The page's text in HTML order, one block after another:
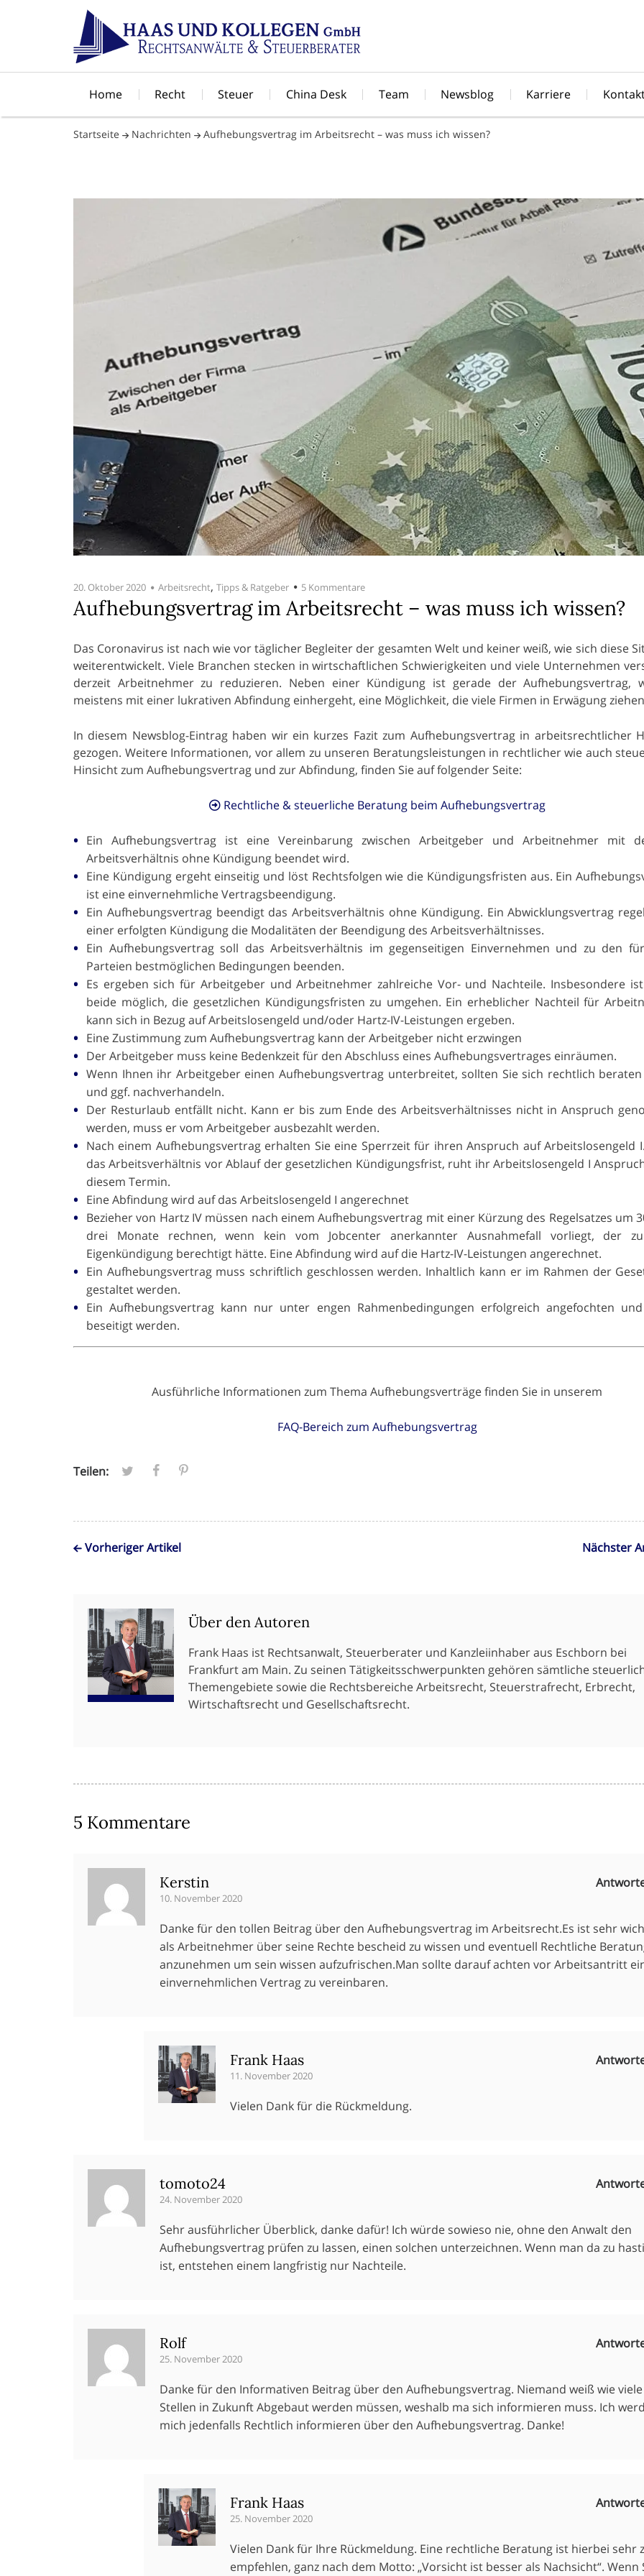
Home Recht Steuer China Desk Team Newsblog Karriere
Startseite Nachrichten Aufhebungsvertrag im Arbeitsrecht – was muss ich wissen?
20. Oktober 2020 Arbeitsrecht, Tipps & Ratgeber 5 Kommentare
Aufhebungsvertrag im Arbeitsrecht – was muss ich wissen?
Das Coronavirus ist nach wie vor täglicher Begleiter der gesamten Welt und keiner weiß, wie sich diese
weiterentwickelt. Viele Branchen stecken in wirtschaftlichen Schwierigkeiten und viele Unternehmen
derzeit Arbeitnehmer zu reduzieren. Neben einer Kündigung ist gerade der Aufhebungsvertrag,
meistens mit einer lukrativen Abfindung einhergeht, eine Möglichkeit, die viele Firmen in Erwägung
In diesem Newsblog-Eintrag haben wir ein kurzes Fazit zum Aufhebungsvertrag in arbeitsrechtlicher
gezogen. Weitere Informationen, vor allem zu unseren Beratungsleistungen in rechtlicher wie auch
Hinsicht zum Aufhebungsvertrag und zur Abfindung, finden Sie auf folgender Seite:
Rechtliche & steuerliche Beratung beim Aufhebungsvertrag
Ein Aufhebungsvertrag ist eine Vereinbarung zwischen Arbeitgeber und Arbeitnehmer mit
Arbeitsverhältnis ohne Kündigung beendet wird.
Eine Kündigung ergeht einseitig und löst Rechtsfolgen wie die Kündigungsfristen aus. Ein
ist eine einvernehmliche Vertragsbeendigung.
Ein Aufhebungsvertrag beendigt das Arbeitsverhältnis ohne Kündigung. Ein Abwicklungsvertrag
einer erfolgten Kündigung die Modalitäten der Beendigung des Arbeitsverhältnisses.
Ein Aufhebungsvertrag soll das Arbeitsverhältnis im gegenseitigen Einvernehmen und zu den
Parteien bestmöglichen Bedingungen beenden.
Es ergeben sich für Arbeitgeber und Arbeitnehmer zahlreiche Vor- und Nachteile. Insbesondere
beide möglich, die gesetzlichen Kündigungsfristen zu umgehen. Ein erheblicher Nachteil für
kann sich in Bezug auf Arbeitslosengeld und/oder Hartz-IV-Leistungen ergeben.
Eine Zustimmung zum Aufhebungsvertrag kann der Arbeitgeber nicht erzwingen
Der Arbeitgeber muss keine Bedenkzeit für den Abschluss eines Aufhebungsvertrages einräumen.
Wenn Ihnen ihr Arbeitgeber einen Aufhebungsvertrag unterbreitet, sollten Sie sich rechtlich beraten
und ggf. nachverhandeln.
Der Resturlaub entfällt nicht. Kann er bis zum Ende des Arbeitsverhältnisses nicht in Anspruch
werden, muss er vom Arbeitgeber ausbezahlt werden.
Nach einem Aufhebungsvertrag erhalten Sie eine Sperrzeit für ihren Anspruch auf Arbeitslosengeld
das Arbeitsverhältnis vor Ablauf der gesetzlichen Kündigungsfrist, ruht ihr Arbeitslosengeld I
diesem Termin.
Eine Abfindung wird auf das Arbeitslosengeld I angerechnet
Bezieher von Hartz IV müssen nach einem Aufhebungsvertrag mit einer Kürzung des Regelsatzes um
drei Monate rechnen, wenn kein vom Jobcenter anerkannter Ausnahmefall vorliegt, der
Eigenkündigung berechtigt hätte. Eine Abfindung wird auf die Hartz-IV-Leistungen angerechnet.
Ein Aufhebungsvertrag muss schriftlich geschlossen werden. Inhaltlich kann er im Rahmen der
gestaltet werden.
Ein Aufhebungsvertrag kann nur unter engen Rahmenbedingungen erfolgreich angefochten
beseitigt werden.
Ausführliche Informationen zum Thema Aufhebungsverträge finden Sie in unserem
FAQ-Bereich zum Aufhebungsvertrag
Teilen:
Vorheriger Artikel Nächster
Über den Autoren
Frank Haas ist Rechtsanwalt, Steuerberater und Kanzleiinhaber aus Eschborn bei
Frankfurt am Main. Zu seinen Tätigkeitsschwerpunkten gehören sämtliche
Themengebiete sowie die Rechtsbereiche Arbeitsrecht, Steuerstrafrecht, Erbrecht,
Wirtschaftsrecht und Gesellschaftsrecht.
5 Kommentare
Kerstin
10. November 2020
Danke für den tollen Beitrag über den Aufhebungsvertrag im Arbeitsrecht.Es ist sehr
als Arbeitnehmer über seine Rechte bescheid zu wissen und eventuell Rechtliche
anzunehmen um sein wissen aufzufrischen.Man sollte darauf achten vor Arbeitsantritt
einvernehmlichen Vertrag zu vereinbaren.
Frank Haas
11. November 2020
Vielen Dank für die Rückmeldung.
tomoto24
24. November 2020
Sehr ausführlicher Überblick, danke dafür! Ich würde sowieso nie, ohne den Anwalt den
Aufhebungsvertrag prüfen zu lassen, einen solchen unterzeichnen. Wenn man da zu
ist, entstehen einem langfristig nur Nachteile.
Rolf
25. November 2020
Danke für den Informativen Beitrag über den Aufhebungsvertrag. Niemand weiß wie viele
Stellen in Zukunft Abgebaut werden müssen, weshalb ma sich informieren muss. Ich
mich jedenfalls Rechtlich informieren über den Aufhebungsvertrag. Danke!
Frank Haas
25. November 2020
Vielen Dank für Ihre Rückmeldung. Eine rechtliche Beratung ist hierbei sehr
empfehlen, ganz nach dem Motto: „Vorsicht ist besser als Nachsicht“. Wenn